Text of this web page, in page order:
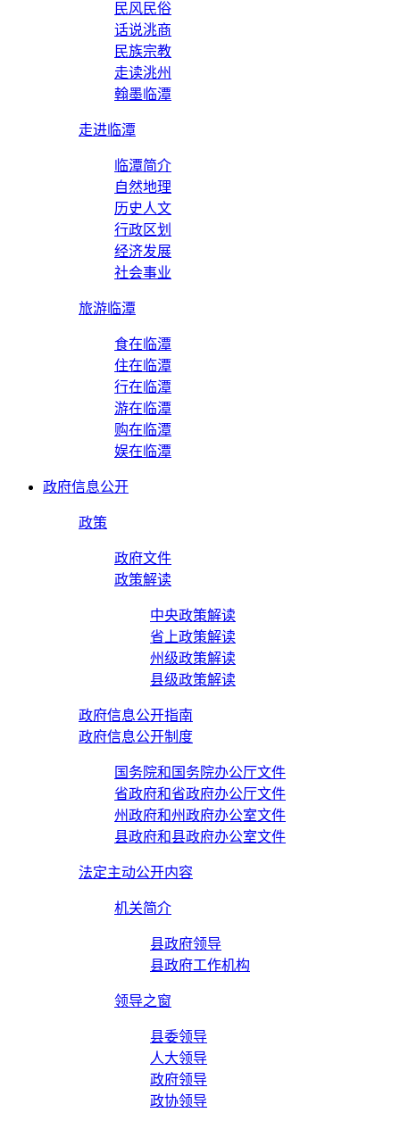
民风民俗
话说洮商
民族宗教
走读洮州
翰墨临潭
走进临潭
临潭简介
自然地理
历史人文
行政区划
经济发展
社会事业
旅游临潭
食在临潭
住在临潭
行在临潭
游在临潭
购在临潭
娱在临潭
政府信息公开
政策
政府文件
政策解读
中央政策解读
省上政策解读
州级政策解读
县级政策解读
政府信息公开指南
政府信息公开制度
国务院和国务院办公厅文件
省政府和省政府办公厅文件
州政府和州政府办公室文件
县政府和县政府办公室文件
法定主动公开内容
机关简介
县政府领导
县政府工作机构
领导之窗
县委领导
人大领导
政府领导
政协领导